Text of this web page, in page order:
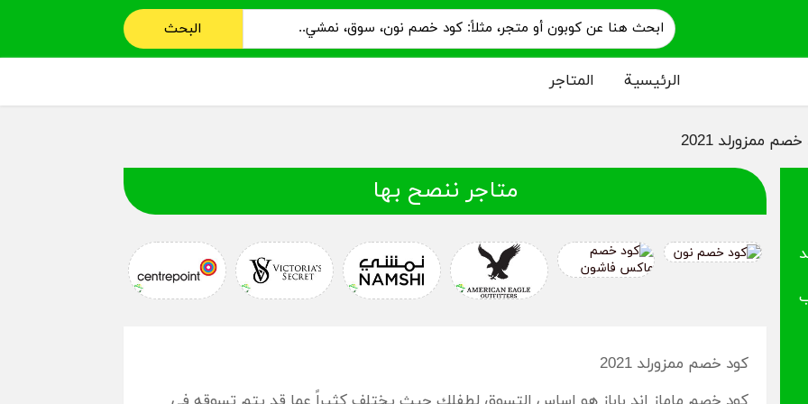
البحث
الرئيسية المتاجر
ممزورلد 2021
متاجر ننصح بها
كود خصم ممزورلد 2021